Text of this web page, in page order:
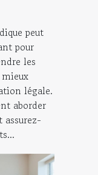
peut
pour
les
légale.
aborder
assurez-